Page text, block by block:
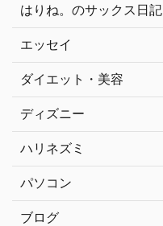
はりね。のサックス日記
エッセイ
ダイエット・美容
ディズニー
ハリネズミ
パソコン
ブログ